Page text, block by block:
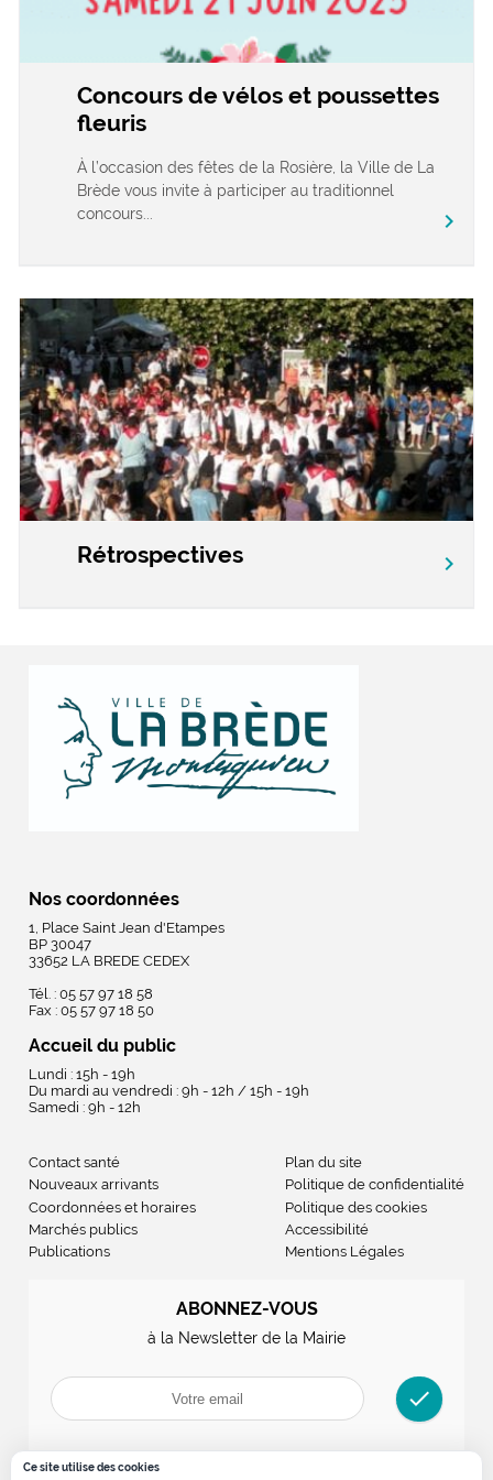
Concours de vélos et poussettes
fleuris
À l’occasion des fêtes de la Rosière, la Ville de La
Brède vous invite à participer au traditionnel
concours...
chevron_right
Rétrospectives chevron_right
Nos coordonnées
1, Place Saint Jean d'Etampes
BP 30047
33652 LA BREDE CEDEX
Tél. : 05 57 97 18 58
Fax : 05 57 97 18 50
Accueil du public
Lundi : 15h - 19h
Du mardi au vendredi : 9h - 12h / 15h - 19h
Samedi : 9h - 12h
Contact santé
Nouveaux arrivants
Coordonnées et horaires
Marchés publics
Publications
Plan du site
Politique de confidentialité
Politique des cookies
Accessibilité
Mentions Légales
ABONNEZ-VOUS
à la Newsletter de la Mairie
check
Ce site utilise des cookies